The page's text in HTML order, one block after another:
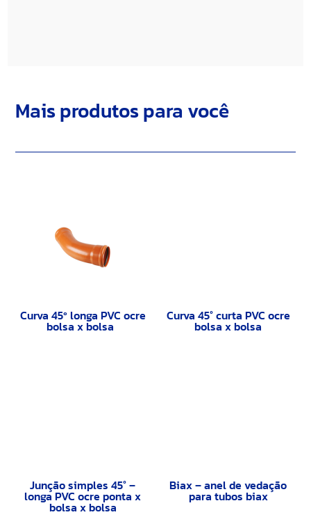
Mais produtos para você
Curva 45º longa PVC ocre
bolsa x bolsa
Curva 45° curta PVC ocre
bolsa x bolsa
Junção simples 45° –
longa PVC ocre ponta x
bolsa x bolsa
Biax – anel de vedação
para tubos biax